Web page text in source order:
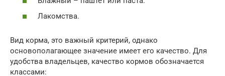
Лакомства.
Вид корма, это важный критерий, однако
основополагающее значение имеет его качество. Для
удобства владельцев, качество кормов обозначается
классами: